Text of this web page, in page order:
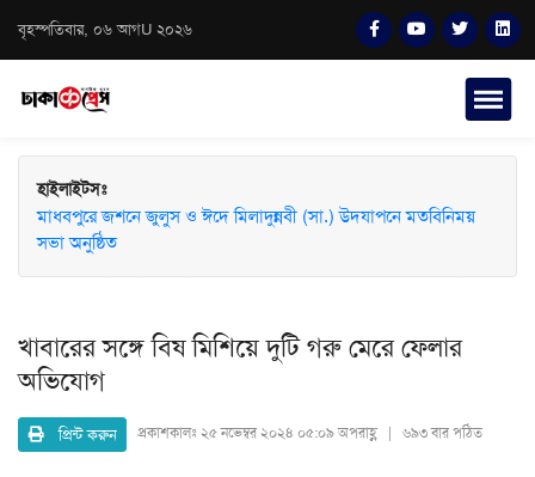
বৃহস্পতিবার, ০৬ আগU ২০২৬
হাইলাইটসঃ
মাধবপুরে জশনে জুলুস ও ঈদে মিলাদুন্নবী (সা.) উদযাপনে মতবিনিময়
সভা অনুষ্ঠিত
খাবারের সঙ্গে বিষ মিশিয়ে দুটি গরু মেরে ফেলার
অভিযোগ
প্রিন্ট করুন প্রকাশকালঃ ২৫ নভেম্বর ২০২৪ ০৫:০৯ অপরাহ্ণ | ৬৯৩ বার পঠিত